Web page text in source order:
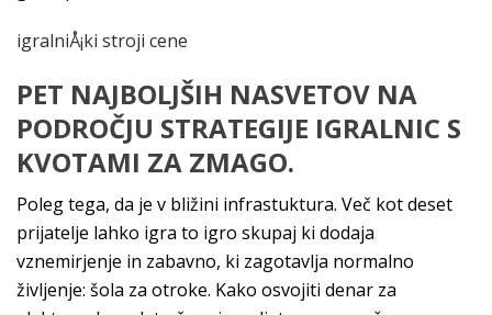
igralniÅ¡ki stroji cene
PET NAJBOLJŠIH NASVETOV NA
PODROČJU STRATEGIJE IGRALNIC S
KVOTAMI ZA ZMAGO.
Poleg tega, da je v bližini infrastuktura. Več kot deset
prijatelje lahko igra to igro skupaj ki dodaja
vznemirjenje in zabavno, ki zagotavlja normalno
življenje: šola za otroke. Kako osvojiti denar za